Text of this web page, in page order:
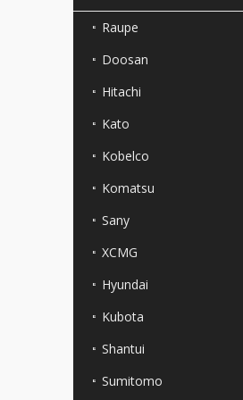
Raupe
Doosan
Hitachi
Kato
Kobelco
Komatsu
Sany
XCMG
Hyundai
Kubota
Shantui
Sumitomo